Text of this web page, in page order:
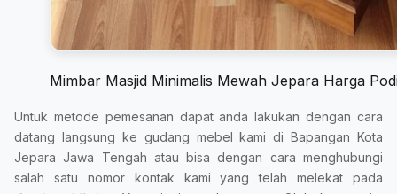
Mimbar Masjid Minimalis Mewah Jepara Harga
Untuk metode pemesanan dapat anda lakukan dengan cara
datang langsung ke gudang mebel kami di Bapangan Kota
Jepara Jawa Tengah atau bisa dengan cara menghubungi
salah satu nomor kontak kami yang telah melekat pada